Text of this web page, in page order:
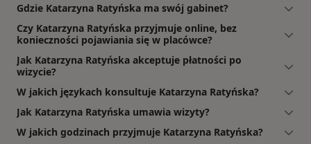
Gdzie Katarzyna Ratyńska ma swój gabinet?
Czy Katarzyna Ratyńska przyjmuje online, bez
konieczności pojawiania się w placówce?
Jak Katarzyna Ratyńska akceptuje płatności po
wizycie?
W jakich językach konsultuje Katarzyna Ratyńska?
Jak Katarzyna Ratyńska umawia wizyty?
W jakich godzinach przyjmuje Katarzyna Ratyńska?